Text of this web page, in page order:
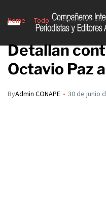
Home Todo Detallan
Detallan
Octavio Paz
ByAdmin CONAPE 30 de junio